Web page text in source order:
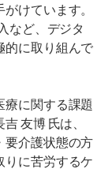
けています。
など、デジタ
的に取り組んで
に関する課題
友博 氏は、
要介護状態の方
りに苦労するケ